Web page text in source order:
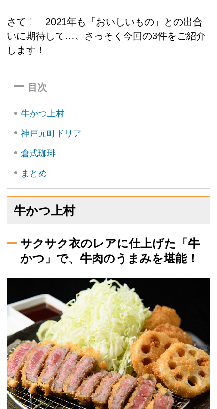
さて！ 2021年も「おいしいもの」との出合
いに期待して…。さっそく今回の3件をご紹介
します！
目次
牛かつ上村
神戸元町ドリア
倉式珈琲
まとめ
牛かつ上村
サクサク衣のレアに仕上げた「牛
かつ」で、牛肉のうまみを堪能！